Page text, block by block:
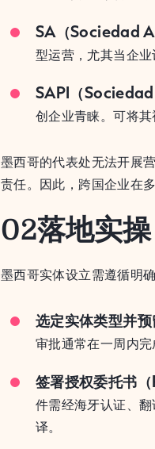
SA（Sociedad
型运营，尤其当企业
SAPI（
创企业青睐。可将
墨西哥的代表处无法开展
责任。因此，跨国企业在
02落地实
墨西哥实体设立需遵循明
选定实体类型并
审批通常在一周内
签署授权委托书（
件需经海牙认证、
译。